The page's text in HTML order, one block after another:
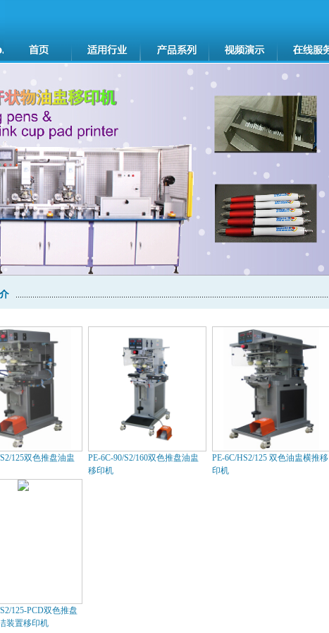
125双色推盘油盅
PE-6C-90/S2/160双色推盘油盅
移印机
PE-6C/HS2/125 双色油盅横推移
印机
125-PCD双色推盘
装置移印机